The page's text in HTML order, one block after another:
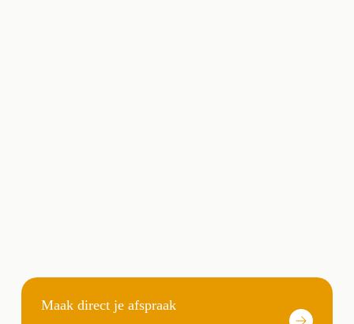
Maak direct je afspraak